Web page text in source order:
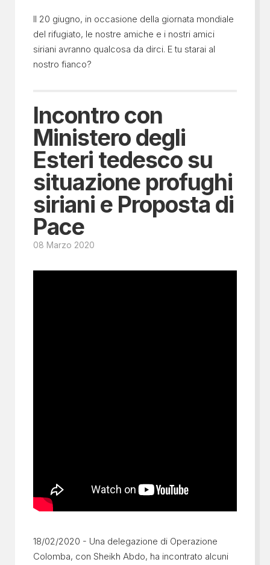
Il 20 giugno, in occasione della giornata mondiale
del rifugiato, le nostre amiche e i nostri amici
siriani avranno qualcosa da dirci. E tu starai al
nostro fianco?
Incontro con
Ministero degli
Esteri tedesco su
situazione profughi
siriani e Proposta di
Pace
08 Marzo 2020
18/02/2020 - Una delegazione di Operazione
Colomba, con Sheikh Abdo, ha incontrato alcuni